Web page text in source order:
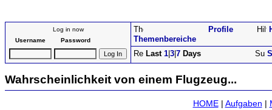
Log in now
Username
Password Themenbereiche
Profile
Last 1 3 7 Days
Wahrscheinlichkeit von einem Flugzeug...
HOME| Aufgaben |